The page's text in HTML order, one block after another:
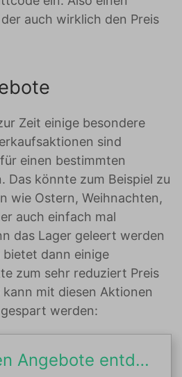
auch wirklich den Preis
Zeit einige besondere
sind
einen bestimmten
Das könnte zum Beispiel zu
wie Ostern, Weihnachten,
auch einfach mal
das Lager geleert werden
bietet dann einige
zum sehr reduziert Preis
mit diesen Aktionen
werden:
Unsere besten Angebote entdecken! Produkte...